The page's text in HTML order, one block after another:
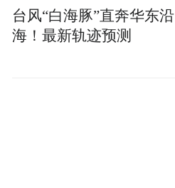
台风“白海豚”直奔华东沿
海！最新轨迹预测